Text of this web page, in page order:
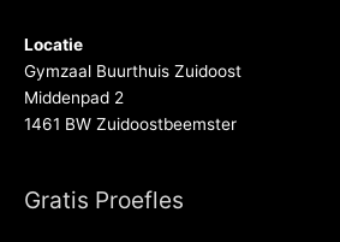
Locatie
Gymzaal Buurthuis Zuidoost
Middenpad 2
1461 BW Zuidoostbeemster
Gratis Proefles